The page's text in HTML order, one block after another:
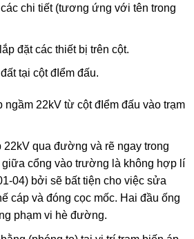
chi tiết (tương ứng với tên trong
đặt các thiết bị trên cột.
tại cột đIểm đấu.
22kV từ cột đIểm đấu vào trạm
22kV qua đường và rẽ ngay trong
giữa cổng vào trường là không hợp lí
04) bởi sẽ bất tiện cho việc sửa
cáp và đóng cọc mốc. Hai đầu ống
phạm vi hè đường.